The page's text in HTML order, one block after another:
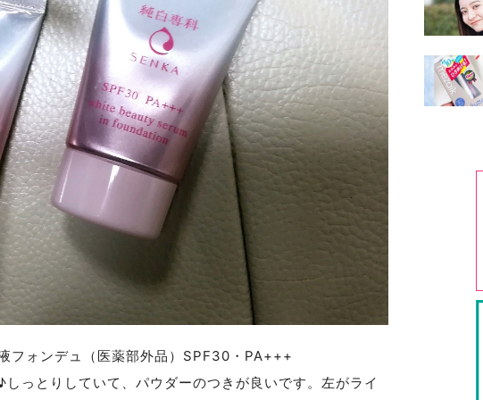
フォンデュ（医薬部外品）SPF30・PA+++
っとりしていて、パウダーのつきが良いです。左がライ